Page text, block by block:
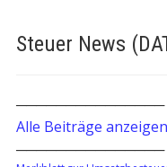
Steuer News
───────────────
Alle Beiträge anzeigen
───────────────